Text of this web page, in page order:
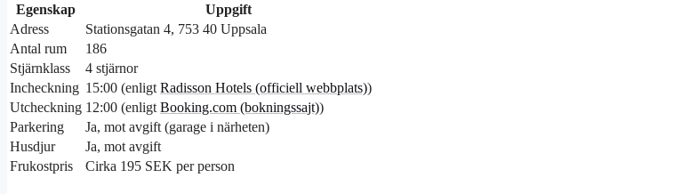
Egenskap
Uppgift
Adress
Stationsgatan 4, 753 40 Uppsala
Antal rum
186
Stjärnklass
4 stjärnor
Incheckning 15:00 (enligt Radisson Hotels (officiell webbplats))
Utcheckning 12:00 (enligt Booking.com (bokningssajt))
Parkering
Ja, mot avgift (garage i närheten)
Husdjur
Ja, mot avgift
Frukostpris
Cirka 195 SEK per person